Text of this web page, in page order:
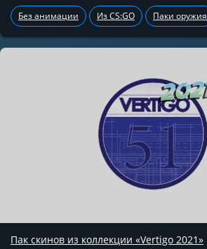
Без анимации Из CS:GO Паки оружия
Пак скинов из коллекции «Vertigo 2021»